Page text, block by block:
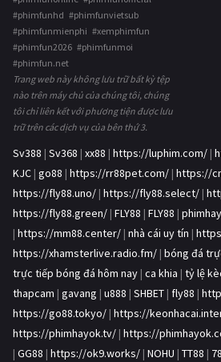
#phimfunhd #phimfunvietsub
#phimfunmienphi #xemphimfun
#phimfun2026 #phimfunmoi
#phimfun.net
Trang web này không lưu trữ bất kỳ tệp
nào trên máy chủ của chúng tôi, chúng
tôi chỉ liên kết với phương tiện được lưu
trữ trên các dịch vụ của bên thứ 3.
Sv388 | Sv368 | xx88 | https://luphim.com/ |
KJC | go88 | https://rr88pet.com/ | https://
https://fly88.uno/ | https://fly88.select/ |
https://fly88.green/ | FLY88 | FLY88 |
| https://mm88.center/ | nhà cái uy tín |
https://xhamsterlive.radio.fm/ | bóng đá
trực tiếp bóng đá hôm nay | ca khia | tỷ lệ
thapcam | gavang | u888 | SHBET | fly88 |
https://go88.tokyo/ | https://
https://phimhayok.tv/ | https://
| GG88 | https://ok9.works/ | NOHU | TT88 |